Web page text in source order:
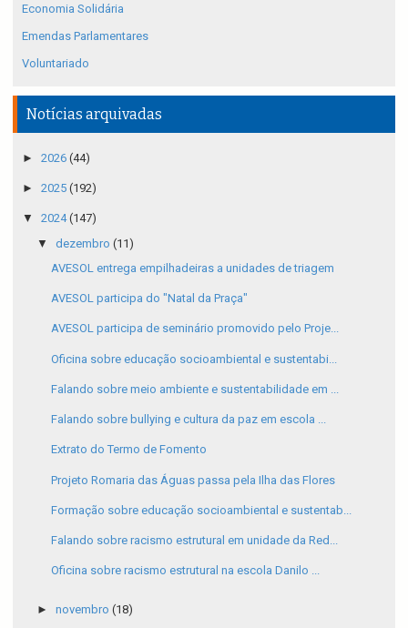
Economia Solidária
Emendas Parlamentares
Voluntariado
Notícias arquivadas
► 2026 (44)
► 2025 (192)
▼ 2024(147)
▼ dezembro (11)
AVESOL entrega empilhadeiras a unidades de triagem
AVESOL participa do "Natal da Praça"
AVESOL participa de seminário promovido pelo Proje...
Oficina sobre educação socioambiental e sustentabi...
Falando sobre meio ambiente e sustentabilidade em ...
Falando sobre bullying e cultura da paz em escola ...
Extrato do Termo de Fomento
Projeto Romaria das Águas passa pela Ilha das Flores
Formação sobre educação socioambiental e sustentab...
Falando sobre racismo estrutural em unidade da Red...
Oficina sobre racismo estrutural na escola Danilo ...
► novembro (18)